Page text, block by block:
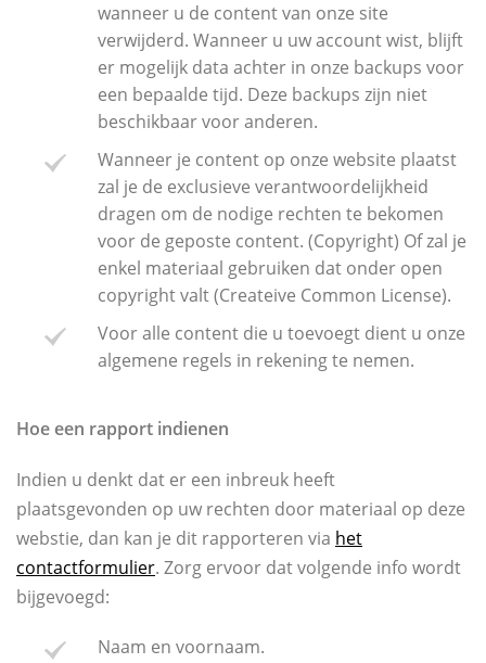
wanneer u de content van onze site
verwijderd. Wanneer u uw account wist, blijft
er mogelijk data achter in onze backups voor
een bepaalde tijd. Deze backups zijn niet
beschikbaar voor anderen.
Wanneer je content op onze website plaatst
zal je de exclusieve verantwoordelijkheid
dragen om de nodige rechten te bekomen
voor de geposte content. (Copyright) Of zal je
enkel materiaal gebruiken dat onder open
copyright valt (Createive Common License).
Voor alle content die u toevoegt dient u onze
algemene regels in rekening te nemen.
Hoe een rapport indienen
Indien u denkt dat er een inbreuk heeft
plaatsgevonden op uw rechten door materiaal op deze
webstie, dan kan je dit rapporteren via het
contactformulier. Zorg ervoor dat volgende info wordt
bijgevoegd:
Naam en voornaam.